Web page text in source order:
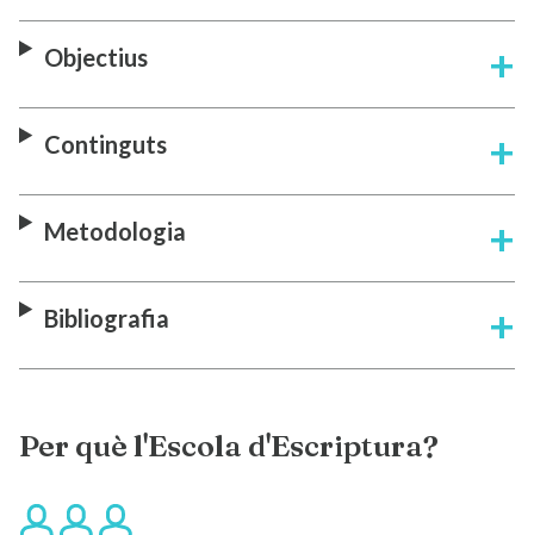
Objectius
Continguts
Metodologia
Bibliografia
Per què l'Escola d'Escriptura?